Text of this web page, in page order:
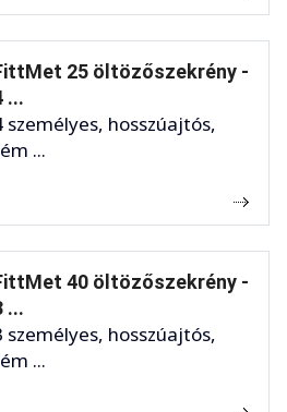
25 öltözőszekrény -
...
személyes, hosszúajtós,
...
40 öltözőszekrény -
...
személyes, hosszúajtós,
...